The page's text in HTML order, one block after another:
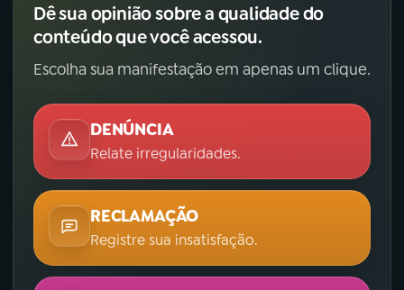
Dê sua opinião sobre a qualidade do
conteúdo que você acessou.
Escolha sua manifestação em apenas um clique.
DENÚNCIA
Relate irregularidades.
RECLAMAÇÃO
Registre sua insatisfação.